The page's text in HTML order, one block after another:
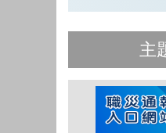
主